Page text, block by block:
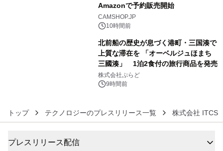
Amazonで予約販売開始
CAMSHOP.JP
10時間前
北前船の歴史が息づく港町・三国湊で
上質な滞在を 「オーベルジュほまち
三國湊」 1泊2食付の旅行商品を発売
株式会社ぷらど
9時間前
トップ テクノロジーのプレスリリース一覧 株式会社 ITCS
プレスリリース配信